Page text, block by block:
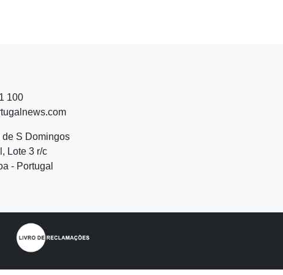
100
S Domingos
Lote 3 r/c
- Portugal